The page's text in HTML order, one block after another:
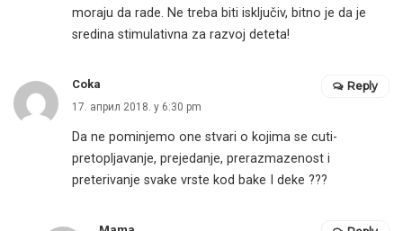
moraju da rade. Ne treba biti isključiv, bitno je da je
sredina stimulativna za razvoj deteta!
Coka
17. април 2018. у 6:30 pm
Da ne pominjemo one stvari o kojima se cuti-
pretopljavanje, prejedanje, prerazmazenost i
preterivanje svake vrste kod bake I deke ???
Reply